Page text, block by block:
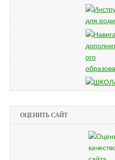
ОЦЕНИТЬ САЙТ